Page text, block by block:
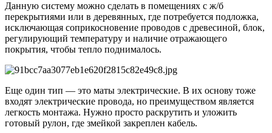
Данную систему можно сделать в помещениях с ж/б
перекрытиями или в деревянных, где потребуется подложка,
исключающая соприкосновение проводов с древесиной, блок,
регулирующий температуру и наличие отражающего
покрытия, чтобы тепло поднималось.
Еще один тип — это маты электрические. В их основу тоже
входят электрические провода, но преимуществом является
легкость монтажа. Нужно просто раскрутить и уложить
готовый рулон, где змейкой закреплен кабель.